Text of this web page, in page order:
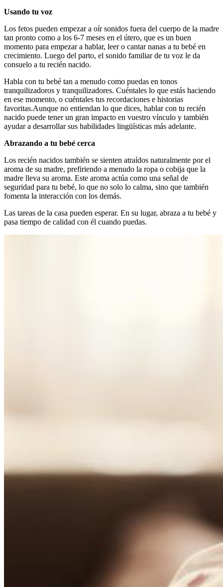
Usando tu voz
Los fetos pueden empezar a oír sonidos fuera del cuerpo de la madre
tan pronto como a los 6-7 meses en el útero, que es un buen
momento para empezar a hablar, leer o cantar nanas a tu bebé en
crecimiento. Luego del parto, el sonido familiar de tu voz le da
consuelo a tu recién nacido.
Habla con tu bebé tan a menudo como puedas en tonos
tranquilizadoros y tranquilizadores. Cuéntales lo que estás haciendo
en ese momento, o cuéntales tus recordaciones e historias
favoritas.Aunque no entiendan lo que dices, hablar con tu recién
nacido puede tener un gran impacto en vuestro vínculo y también
ayudar a desarrollar sus habilidades lingüísticas más adelante.
Abrazando a tu bebé cerca
Los recién nacidos también se sienten atraídos naturalmente por el
aroma de su madre, prefiriendo a menudo la ropa o cobija que la
madre lleva su aroma. Este aroma actúa como una señal de
seguridad para tu bebé, lo que no solo lo calma, sino que también
fomenta la interacción con los demás.
Las tareas de la casa pueden esperar. En su lugar, abraza a tu bebé y
pasa tiempo de calidad con él cuando puedas.